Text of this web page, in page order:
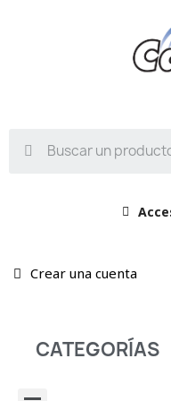
Crear una cuenta
CATEGORÍAS